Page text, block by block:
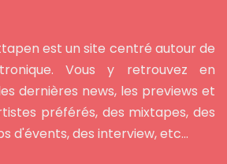
est un site centré autour de
Vous y retrouvez en
dernières news, les previews et
préférés, des mixtapes, des
d'évents, des interview, etc...